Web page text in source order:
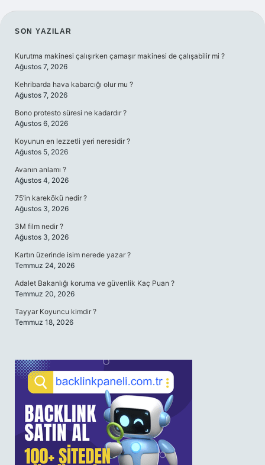
SIDEBAR
SON YAZILAR
Kurutma makinesi çalışırken çamaşır makinesi de çalışabilir mi ?
Ağustos 7, 2026
Kehribarda hava kabarcığı olur mu ?
Ağustos 7, 2026
Bono protesto süresi ne kadardır ?
Ağustos 6, 2026
Koyunun en lezzetli yeri neresidir ?
Ağustos 5, 2026
Avanın anlamı ?
Ağustos 4, 2026
75’in karekökü nedir ?
Ağustos 3, 2026
3M film nedir ?
Ağustos 3, 2026
Kartın üzerinde isim nerede yazar ?
Temmuz 24, 2026
Adalet Bakanlığı koruma ve güvenlik Kaç Puan ?
Temmuz 20, 2026
Tayyar Koyuncu kimdir ?
Temmuz 18, 2026